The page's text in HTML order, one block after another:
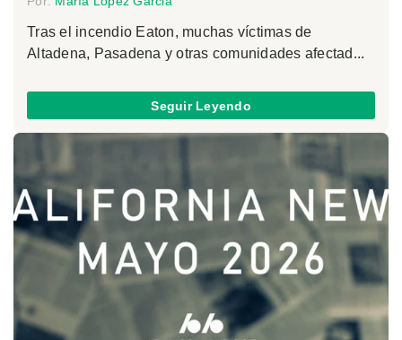
Tras el incendio Eaton, muchas víctimas de
Altadena, Pasadena y otras comunidades afectad...
Seguir Leyendo